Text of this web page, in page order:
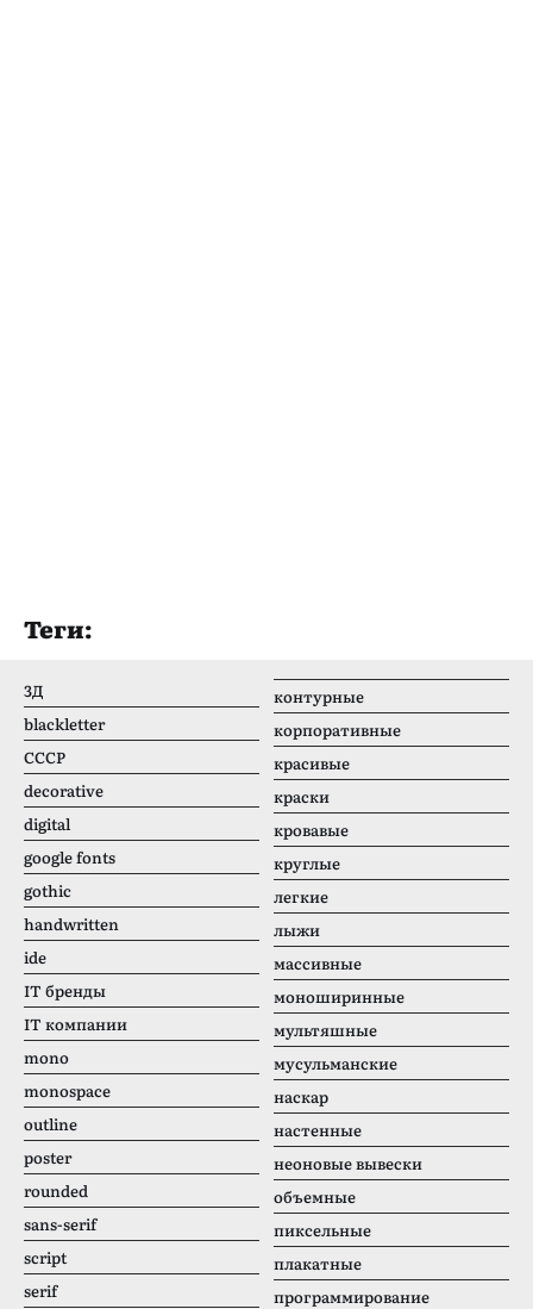
Теги:
3Д
blackletter
CCCР
decorative
digital
google fonts
gothic
handwritten
ide
IT бренды
IT компании
mono
monospace
outline
poster
rounded
sans-serif
script
serif
контурные
корпоративные
красивые
краски
кровавые
круглые
легкие
лыжи
массивные
моноширинные
мультяшные
мусульманские
наскар
настенные
неоновые вывески
объемные
пиксельные
плакатные
программирование